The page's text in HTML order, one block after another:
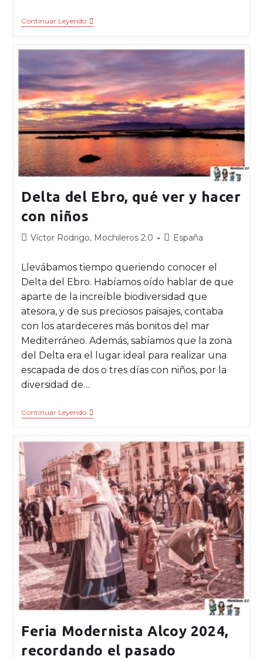
Continuar Leyendo
Delta del Ebro, qué ver y hacer
con niños
Víctor Rodrigo, Mochileros 2.0 España
Llevábamos tiempo queriendo conocer el
Delta del Ebro. Habíamos oído hablar de que
aparte de la increíble biodiversidad que
atesora, y de sus preciosos paisajes, contaba
con los atardeceres más bonitos del mar
Mediterráneo. Además, sabíamos que la zona
del Delta era el lugar ideal para realizar una
escapada de dos o tres días con niños, por la
diversidad de…
Continuar Leyendo
Feria Modernista Alcoy 2024,
recordando el pasado